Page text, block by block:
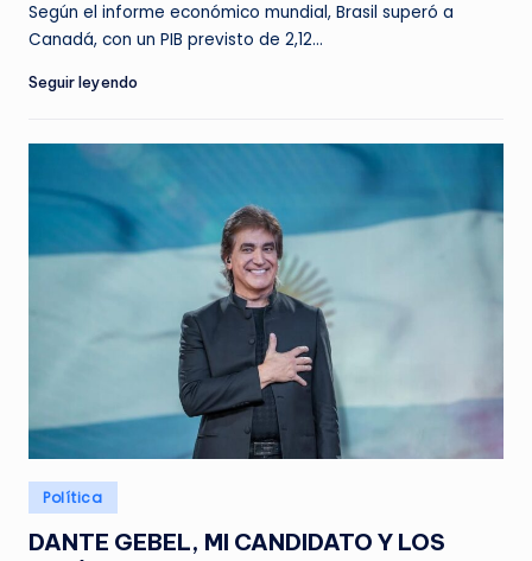
Según el informe económico mundial, Brasil superó a
Canadá, con un PIB previsto de 2,12…
Seguir leyendo
Posted
in
Política
DANTE GEBEL, MI CANDIDATO Y LOS